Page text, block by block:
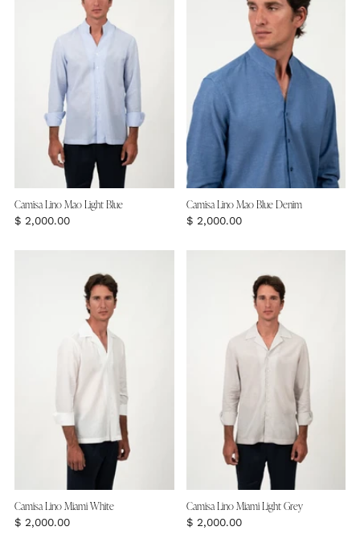
Camisa Lino Mao Light Blue
$ 2,000.00
Camisa Lino Mao Blue Denim
$ 2,000.00
Camisa Lino Miami White
$ 2,000.00
Camisa Lino Miami Light Grey
$ 2,000.00